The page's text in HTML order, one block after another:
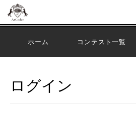
ホーム コンテスト一覧
ログイン